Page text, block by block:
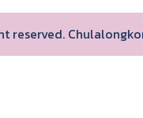
reserved.